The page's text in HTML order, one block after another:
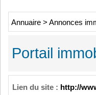
Annuaire > Annonces
Portail
Lien du site : http://